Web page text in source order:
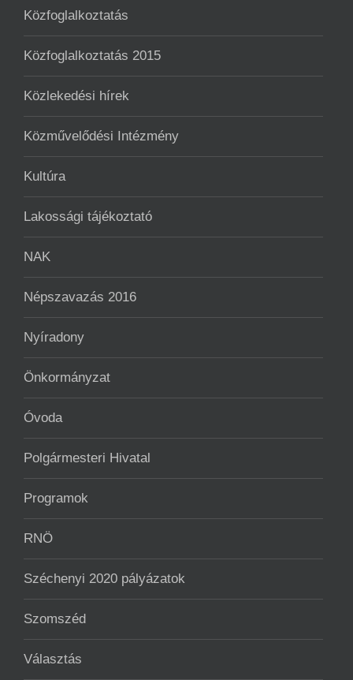
Közfoglalkoztatás
Közfoglalkoztatás 2015
Közlekedési hírek
Közművelődési Intézmény
Kultúra
Lakossági tájékoztató
NAK
Népszavazás 2016
Nyíradony
Önkormányzat
Óvoda
Polgármesteri Hivatal
Programok
RNÖ
Széchenyi 2020 pályázatok
Szomszéd
Választás